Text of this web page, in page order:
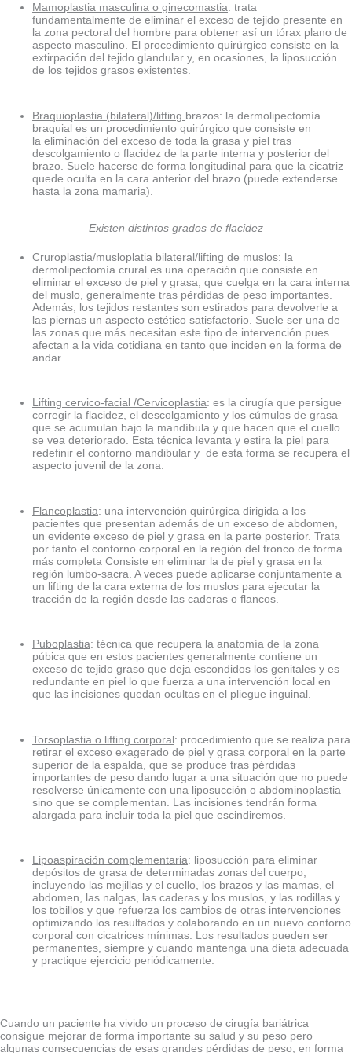
Mamoplastia masculina o ginecomastia: trata
fundamentalmente de eliminar el exceso de tejido presente en
la zona pectoral del hombre para obtener así un tórax plano de
aspecto masculino. El procedimiento quirúrgico consiste en la
extirpación del tejido glandular y, en ocasiones, la liposucción
de los tejidos grasos existentes.
Braquioplastia (bilateral)/lifting brazos: la dermolipectomía
braquial es un procedimiento quirúrgico que consiste en
la eliminación del exceso de toda la grasa y piel tras
descolgamiento o flacidez de la parte interna y posterior del
brazo. Suele hacerse de forma longitudinal para que la cicatriz
quede oculta en la cara anterior del brazo (puede extenderse
hasta la zona mamaria).
Existen distintos grados de flacidez
Cruroplastia/musloplatia bilateral/lifting de muslos: la
dermolipectomía crural es una operación que consiste en
eliminar el exceso de piel y grasa, que cuelga en la cara interna
del muslo, generalmente tras pérdidas de peso importantes.
Además, los tejidos restantes son estirados para devolverle a
las piernas un aspecto estético satisfactorio. Suele ser una de
las zonas que más necesitan este tipo de intervención pues
afectan a la vida cotidiana en tanto que inciden en la forma de
andar.
Lifting cervico-facial /Cervicoplastia: es la cirugía que persigue
corregir la flacidez, el descolgamiento y los cúmulos de grasa
que se acumulan bajo la mandíbula y que hacen que el cuello
se vea deteriorado. Esta técnica levanta y estira la piel para
redefinir el contorno mandibular y de esta forma se recupera el
aspecto juvenil de la zona.
Flancoplastia: una intervención quirúrgica dirigida a los
pacientes que presentan además de un exceso de abdomen,
un evidente exceso de piel y grasa en la parte posterior. Trata
por tanto el contorno corporal en la región del tronco de forma
más completa Consiste en eliminar la de piel y grasa en la
región lumbo-sacra. A veces puede aplicarse conjuntamente a
un lifting de la cara externa de los muslos para ejecutar la
tracción de la región desde las caderas o flancos.
Puboplastia: técnica que recupera la anatomía de la zona
púbica que en estos pacientes generalmente contiene un
exceso de tejido graso que deja escondidos los genitales y es
redundante en piel lo que fuerza a una intervención local en
que las incisiones quedan ocultas en el pliegue inguinal.
Torsoplastia o lifting corporal : procedimiento que se realiza para
retirar el exceso exagerado de piel y grasa corporal en la parte
superior de la espalda, que se produce tras pérdidas
importantes de peso dando lugar a una situación que no puede
resolverse únicamente con una liposucción o abdominoplastia
sino que se complementan. Las incisiones tendrán forma
alargada para incluir toda la piel que escindiremos.
Lipoaspiración complementaria: liposucción para eliminar
depósitos de grasa de determinadas zonas del cuerpo,
incluyendo las mejillas y el cuello, los brazos y las mamas, el
abdomen, las nalgas, las caderas y los muslos, y las rodillas y
los tobillos y que refuerza los cambios de otras intervenciones
optimizando los resultados y colaborando en un nuevo contorno
corporal con cicatrices mínimas. Los resultados pueden ser
permanentes, siempre y cuando mantenga una dieta adecuada
y practique ejercicio periódicamente.
Cuando un paciente ha vivido un proceso de cirugía bariátrica
consigue mejorar de forma importante su salud y su peso pero
algunas consecuencias de esas grandes pérdidas de peso, en forma